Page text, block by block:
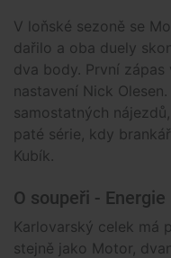
V loňské sezoně se
dařilo a oba duely
dva body. První
nastavení Nick
samostatných
paté série, kdy
Kubík.
O soupeři - Energie
Karlovarský celek má
stejně jako Motor,